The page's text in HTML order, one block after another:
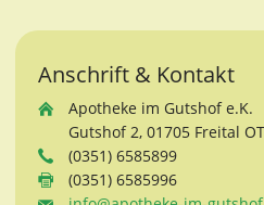
Anschrift & Kontakt
Apotheke im Gutshof e.K.
Gutshof 2, 01705 Freital
(0351) 6585899
(0351) 6585996